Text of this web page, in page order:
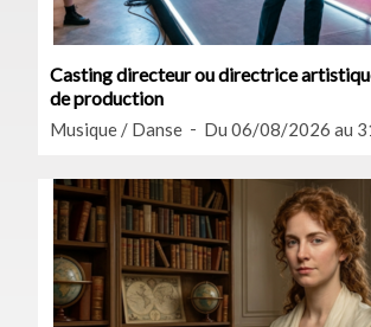
Casting directeur ou directrice
de production
Musique / Danse Du 06/08/2026 au